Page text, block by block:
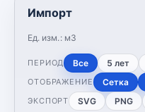
Импорт
Ед. изм.: м3
ПЕРИОД Все 5 лет
ОТОБРАЖЕНИЕ Сетка
ЭКСПОРТ SVG PNG